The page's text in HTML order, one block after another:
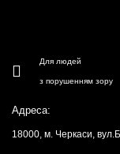
Для людей
з порушенням зору
Адреса:
18000, м. Черкаси,